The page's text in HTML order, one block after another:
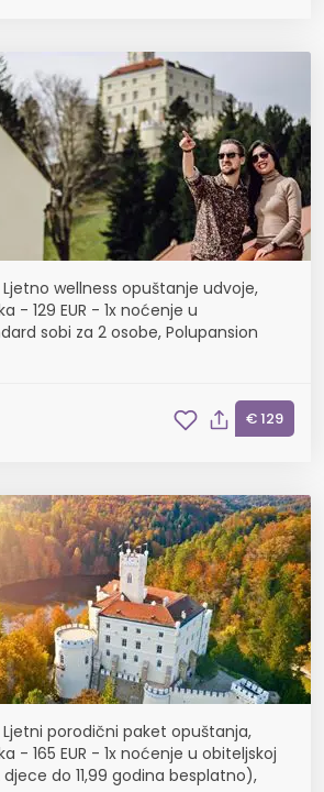
wellness opuštanje udvoje,
- 129 EUR - 1x noćenje u
sobi za 2 osobe, Polupansion
€ 129
porodični paket opuštanja,
- 165 EUR - 1x noćenje u obiteljskoj
do 11,99 godina besplatno),